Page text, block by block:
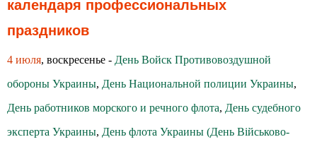
календаря профессиональных
праздников
4 июля, воскресенье - День Войск Противовоздушной
обороны Украины, День Национальной полиции Украины,
День работников морского и речного флота, День судебного
эксперта Украины, День флота Украины (День Військово-